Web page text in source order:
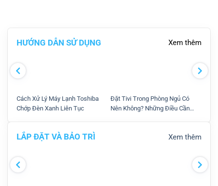
HƯỚNG DẪN SỬ DỤNG Xem thêm
Cách Xử Lý Máy Lạnh Toshiba
Chớp Đèn Xanh Liên Tục
Đặt Tivi Trong Phòng Ngủ Có
Nên Không? Những Điều Cần
LẮP ĐẶT VÀ BẢO TRÌ Xem thêm